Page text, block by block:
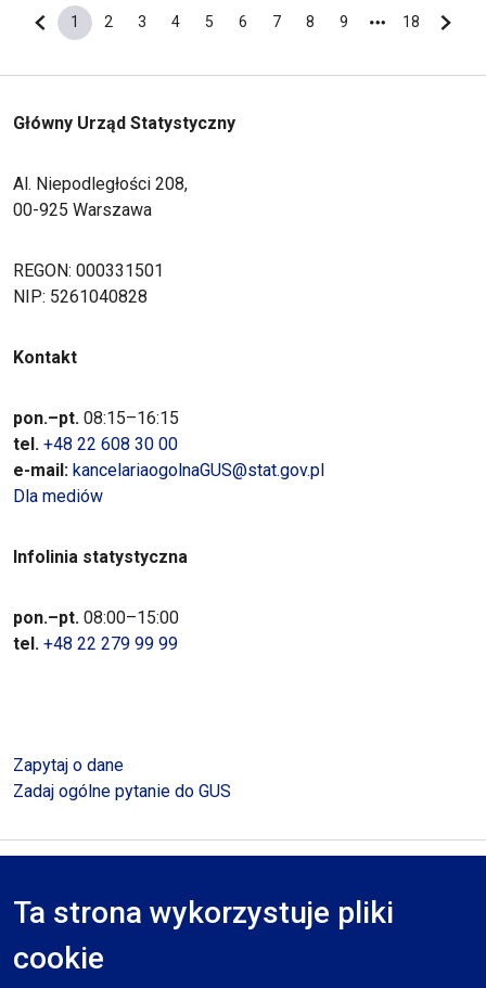
Ta strona wykorzystuje pliki
cookie
Poprzednia strona
Bieżąca strona
1
Strona
2
Strona
3
Strona
4
Strona
5
Strona
6
Strona
7
Strona
8
Strona
9
Ostatnia
18
Główny Urząd Statystyczny
Al. Niepodległości 208,
00-925 Warszawa
REGON: 000331501
NIP: 5261040828
Kontakt
pon.–pt. 08:15–16:15
tel. +48 22 608 30 00
e-mail: kancelariaogolnaGUS@stat.gov.pl
Dla mediów
Infolinia statystyczna
pon.–pt. 08:00–15:00
tel. +48 22 279 99 99
Zapytaj o dane
Zadaj ogólne pytanie do GUS
RODO